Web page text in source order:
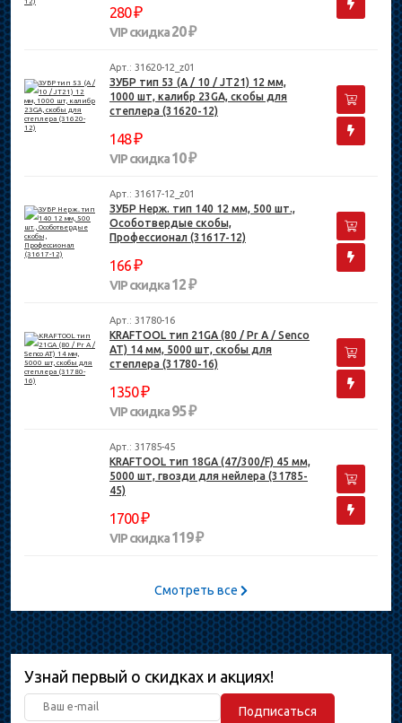
280₽
VIP скидка20 ₽
Арт.: 31620-12_z01
ЗУБР тип 53 (A / 10 / JT21) 12 мм,
1000 шт, калибр 23GA, скобы для
степлера (31620-12)
148₽
VIP скидка10 ₽
Арт.: 31617-12_z01
ЗУБР Нерж. тип 140 12 мм, 500 шт.,
Особотвердые скобы,
Профессионал (31617-12)
166₽
VIP скидка12 ₽
Арт.: 31780-16
KRAFTOOL тип 21GA (80 / Pr A / Senco
AT) 14 мм, 5000 шт, скобы для
степлера (31780-16)
1350₽
VIP скидка95 ₽
Арт.: 31785-45
KRAFTOOL тип 18GA (47/300/F) 45 мм,
5000 шт, гвозди для нейлера (31785-
45)
1700₽
VIP скидка119 ₽
Смотреть все
Узнай первый о скидках и акциях!
Подписаться